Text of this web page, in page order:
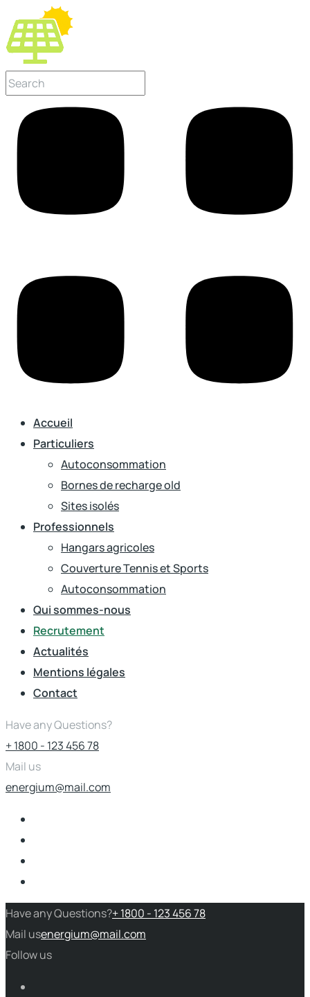
Accueil
Particuliers
Autoconsommation
Bornes de recharge old
Sites isolés
Professionnels
Hangars agricoles
Couverture Tennis et Sports
Autoconsommation
Qui sommes-nous
Recrutement
Actualités
Mentions légales
Contact
Have any Questions?
+ 1800 - 123 456 78
Mail us
energium@mail.com
Have any Questions?+ 1800 - 123 456 78
Mail usenergium@mail.com
Follow us